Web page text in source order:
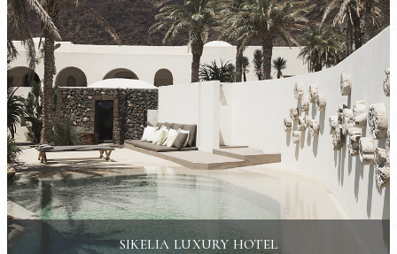
SIKELIA LUXURY HOTEL